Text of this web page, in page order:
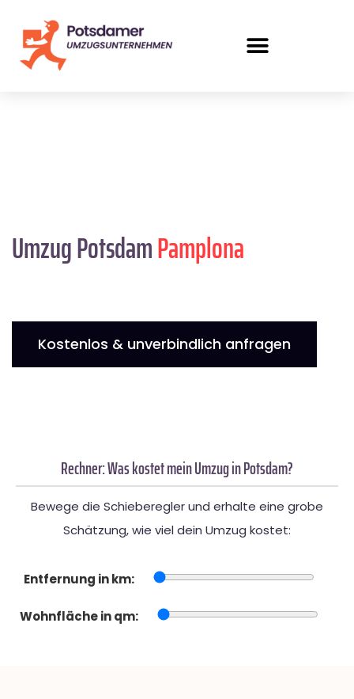
Umzug PotsdamPamplona
Kostenlos & unverbindlich anfragen
Rechner: Was kostet mein Umzug in Potsdam?
Bewege die Schieberegler und erhalte eine grobe
Schätzung, wie viel dein Umzug kostet:
Entfernung in km:
Wohnfläche in qm: